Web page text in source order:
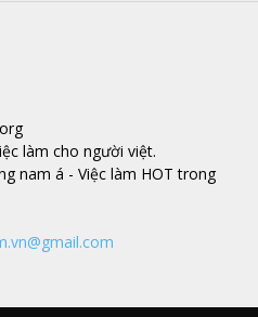
làm cho người việt.
nam á - Việc làm HOT trong